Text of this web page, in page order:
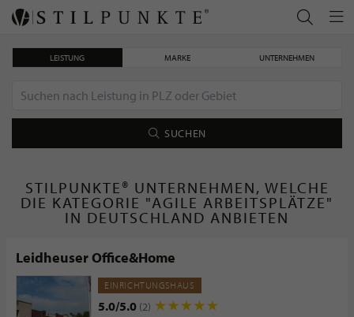
LEISTUNG MARKE UNTERNEHMEN
SUCHEN
STILPUNKTE® UNTERNEHMEN, WELCHE
DIE KATEGORIE "AGILE ARBEITSPLÄTZE"
IN DEUTSCHLAND ANBIETEN
Leidheuser Office&Home
EINRICHTUNGSHAUS
5.0/5.0 (2)